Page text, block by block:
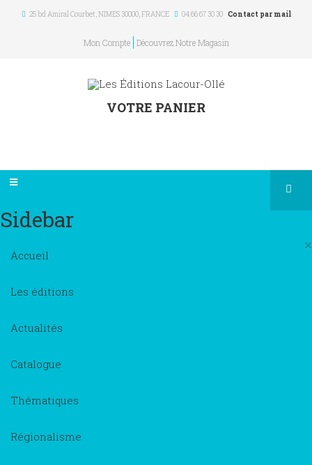
25 bd Amiral Courbet, NIMES 30000,FRANCE 04 66 67 30 30 Contact par mail
Mon Compte Découvrez Notre Magasin
VOTRE PANIER
Sidebar
×
Accueil
Les éditions
Actualités
Catalogue
Thématiques
Régionalisme